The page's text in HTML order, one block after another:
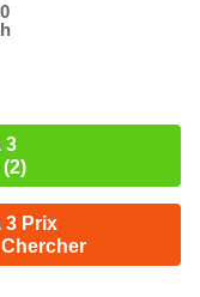
3
(2)
3 Prix